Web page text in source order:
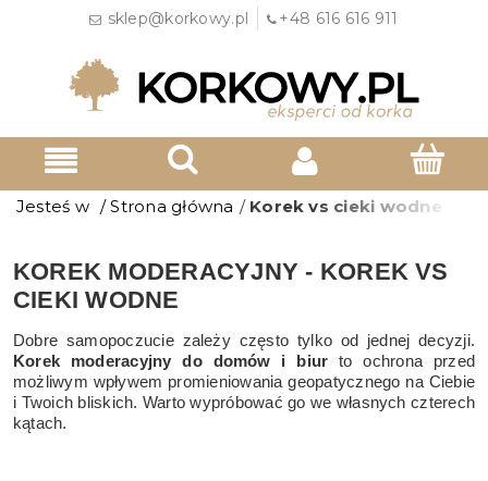
sklep@korkowy.pl +48 616 616 911
Jesteś w / Strona główna / Korek vs cieki wodne
KOREK MODERACYJNY - KOREK VS
CIEKI WODNE
Dobre samopoczucie zależy często tylko od jednej decyzji.
Korek moderacyjny do domów i biur to ochrona przed
możliwym wpływem promieniowania geopatycznego na Ciebie
i Twoich bliskich. Warto wypróbować go we własnych czterech
kątach.